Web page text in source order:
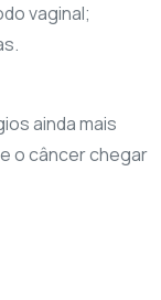
vaginal;
ainda mais
o câncer chegar